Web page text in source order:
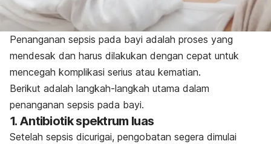
Penanganan sepsis pada bayi adalah proses yang
mendesak dan harus dilakukan dengan cepat untuk
mencegah komplikasi serius atau kematian.
Berikut adalah langkah-langkah utama dalam
penanganan sepsis pada bayi.
1. Antibiotik spektrum luas
Setelah sepsis dicurigai, pengobatan segera dimulai